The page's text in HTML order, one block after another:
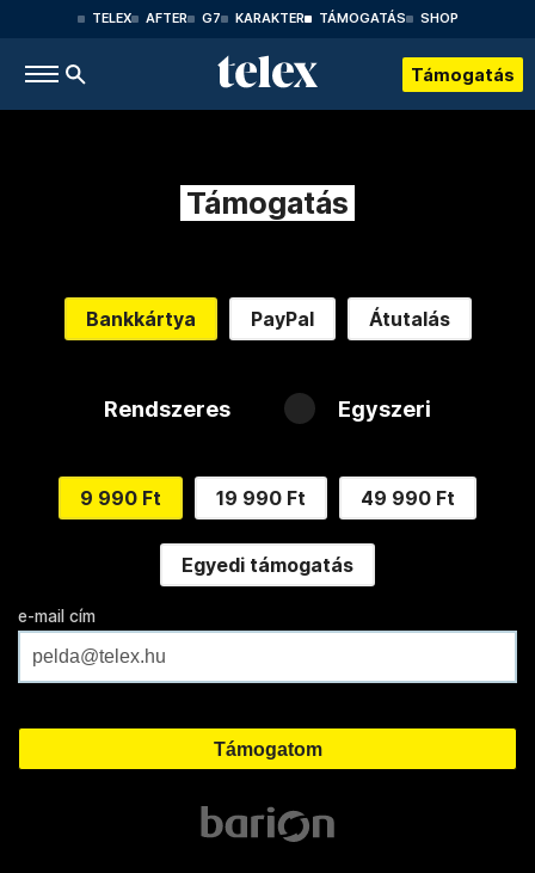
TELEX AFTER G7 KARAKTER TÁMOGATÁS SHOP
Támogatás
Támogatás
Bankkártya PayPal Átutalás
Rendszeres Egyszeri
9 990 Ft 19 990 Ft 49 990 Ft
Egyedi támogatás
e-mail cím